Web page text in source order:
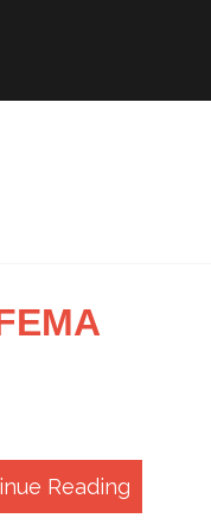
Reading